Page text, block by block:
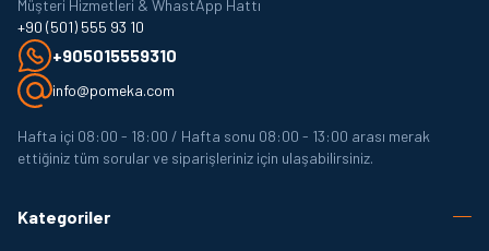
Müşteri Hizmetleri & WhastApp Hattı
+90 (501) 555 93 10
+905015559310
info@pomeka.com
Hafta içi 08:00 - 18:00 / Hafta sonu 08:00 - 13:00 arası merak
ettiğiniz tüm sorular ve siparişleriniz için ulaşabilirsiniz.
Kategoriler